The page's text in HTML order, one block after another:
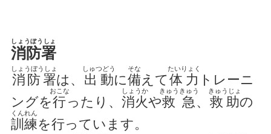
消防署
しょうぼうしょ
消防署
しょうぼうしょ
は、 出動
しゅつどう
に備
そな
えて体力
たいりょく
トレーニ
ングを行
おこな
ったり、 消火
しょうか
や救急
きゅうきゅう
、 救助
きゅうじょ
の
訓練
くんれん
を行っています。